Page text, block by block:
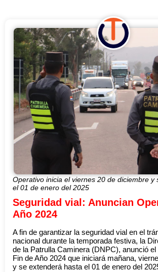
Operativo inicia el viernes 20 de diciembre y
el 01 de enero del 2025
Seguridad vial: Anuncian
Año 2024
A fin de garantizar la seguridad vial en el
nacional durante la temporada festiva, la
de la Patrulla Caminera (DNPC), anunció
Fin de Año 2024 que iniciará mañana,
y se extenderá hasta el 01 de enero del